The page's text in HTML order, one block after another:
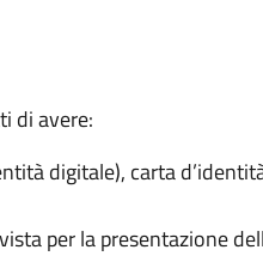
di avere:
digitale), carta
per la presentazione